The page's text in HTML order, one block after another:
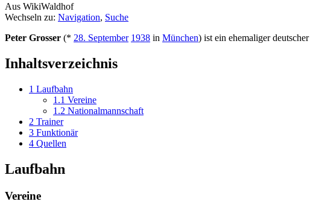
Aus WikiWaldhof
Wechseln zu: Navigation, Suche
Peter Grosser (* 28. September 1938 in München) ist ein ehemaliger deutscher
Inhaltsverzeichnis
1 Laufbahn
1.1 Vereine
1.2 Nationalmannschaft
2 Trainer
3 Funktionär
4 Quellen
Laufbahn
Vereine